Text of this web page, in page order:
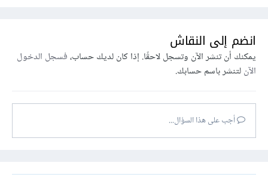
انضم إلى النقاش
يمكنك أن تنشر الآن وتسجل لاحقًا. إذا كان لديك حساب،فسجل الدخول
الآنلتنشر باسم حسابك.
أجب على هذا السؤال...